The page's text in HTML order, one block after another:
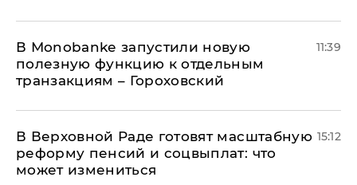
В Мonobankе запустили новую
полезную функцию к отдельным
транзакциям – Гороховский
11:39
В Верховной Раде готовят масштабную
реформу пенсий и соцвыплат: что
может измениться
15:12